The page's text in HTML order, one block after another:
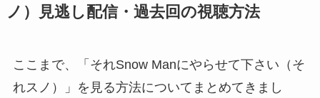
ノ）見逃し配信・過去回の視聴方法
ここまで、「それSnow Manにやらせて下さい（そ
れスノ）」を見る方法についてまとめてきまし